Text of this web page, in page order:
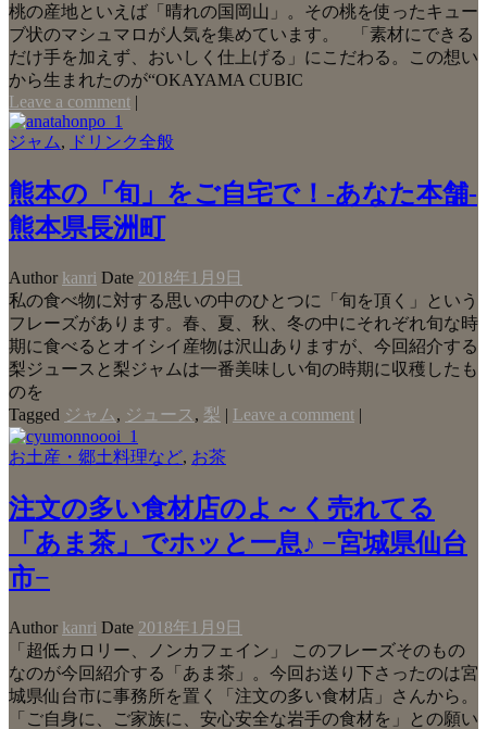
桃の産地といえば「晴れの国岡山」。その桃を使ったキュー
ブ状のマシュマロが人気を集めています。 「素材にできる
だけ手を加えず、おいしく仕上げる」にこだわる。この想い
から生まれたのが“OKAYAMA CUBIC
Leave a comment |
ジャム, ドリンク全般
熊本の「旬」をご自宅で！-あなた本舗-
熊本県長洲町
Author kanri Date 2018年1月9日
私の食べ物に対する思いの中のひとつに「旬を頂く」という
フレーズがあります。春、夏、秋、冬の中にそれぞれ旬な時
期に食べるとオイシイ産物は沢山ありますが、今回紹介する
梨ジュースと梨ジャムは一番美味しい旬の時期に収穫したも
のを
Tagged ジャム, ジュース , 梨 | Leave a comment |
お土産・郷土料理など, お茶
注文の多い食材店のよ～く売れてる
「あま茶」でホッと一息♪ −宮城県仙台
市−
Author kanri Date 2018年1月9日
「超低カロリー、ノンカフェイン」 このフレーズそのもの
なのが今回紹介する「あま茶」。今回お送り下さったのは宮
城県仙台市に事務所を置く「注文の多い食材店」さんから。
「ご自身に、ご家族に、安心安全な岩手の食材を」との願い